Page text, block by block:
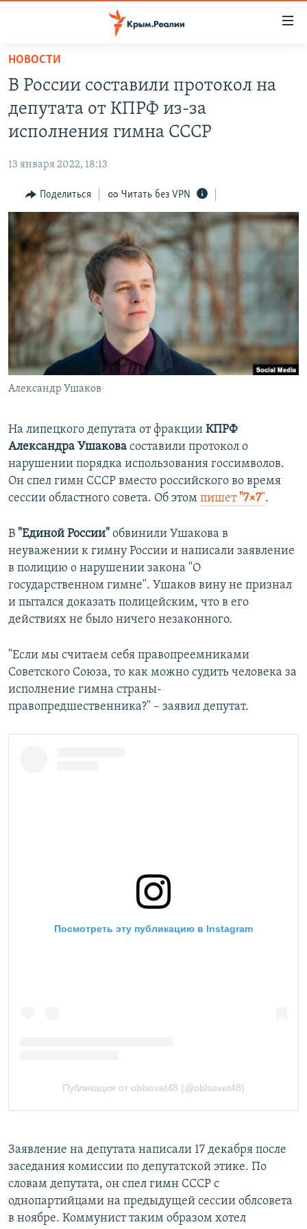
Вернуться
основному
содержанию
Вернутся
главной
навигации
Вернутся
поиску
11 ЛЕТ ОККУПАЦИИ КРЫМА. 11 ИСТОРИЙ СОПРОТИВЛЕНИЯ
ВОДА
ЕЩЕ
ИНТЕРАКТИВ
ИНФОГРАФИКА
ТЕЛЕПРОЕКТ КРЫМ.РЕАЛИИ
СОВЕТЫ ПРАВОЗАЩИТНИКОВ
ПРОПАВШИЕ БЕЗ ВЕСТИ
ПОБЕДИТЕЛЕЙ НЕ СУДЯТ?
КРЫМ.НЕПОКОРЕННЫЙ
ELIFBE
УКРАИНСКАЯ ПРОБЛЕМА КРЫМА
РАДІО СВОБОДА
КАК ОБОЙТИ БЛОКИРОВКУ
Українською
Qırımtatar
ПРИСОЕДИНЯЙТЕСЬ!
НОВОСТИ
В России составили протокол на
депутата от КПРФ из‑за
исполнения гимна СССР
13 января 2022, 18:13
Поделиться Читать без VPN
Александр Ушаков
На липецкого депутата от фракции КПРФ
Александра Ушакова составили протокол о
нарушении порядка использования госсимволов.
Он спел гимн СССР вместо российского во время
сессии областного совета. Об этом пишет "7×7".
В "Единой России" обвинили Ушакова в
неуважении к гимну России и написали заявление
в полицию о нарушении закона "О
государственном гимне". Ушаков вину не признал
и пытался доказать полицейским, что в его
действиях не было ничего незаконного.
"Если мы считаем себя правопреемниками
Советского Союза, то как можно судить человека за
исполнение гимна страны-
правопредшественника?" – заявил депутат.
Заявление на депутата написали 17 декабря после
заседания комиссии по депутатской этике. По
словам депутата, он спел гимн СССР с
однопартийцами на предыдущей сессии облсовета
в ноябре. Коммунист таким образом хотел